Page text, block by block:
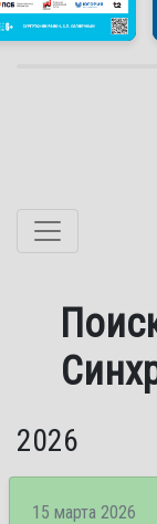
Перейти к
2026
15 марта 2026